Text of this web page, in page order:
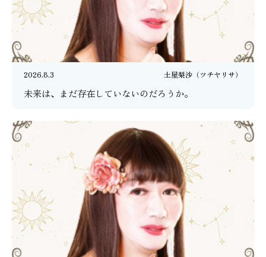
2026.8.3 土屋梨沙（ツチヤリサ）
未来は、まだ存在していないのだろうか。